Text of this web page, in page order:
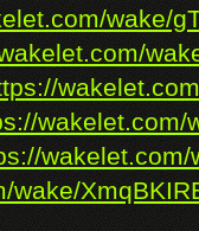
wake/
wakelet.com/
wake/